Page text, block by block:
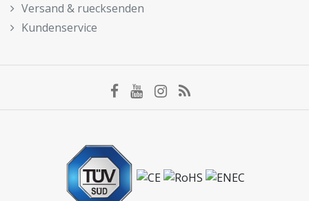
Versand & ruecksenden
Kundenservice